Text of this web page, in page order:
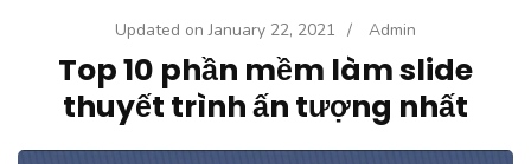
Updated onJanuary 22, 2021 / Admin
Top 10 phần mềm làm slide
thuyết trình ấn tượng nhất